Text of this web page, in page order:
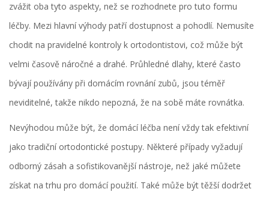
zvážit oba tyto aspekty, než se rozhodnete pro tuto formu
léčby. Mezi hlavní výhody patří dostupnost a pohodlí. Nemusíte
chodit na pravidelné kontroly k ortodontistovi, což může být
velmi časově náročné a drahé. Průhledné dlahy, které často
bývají používány při domácím rovnání zubů, jsou téměř
neviditelné, takže nikdo nepozná, že na sobě máte rovnátka.
Nevýhodou může být, že domácí léčba není vždy tak efektivní
jako tradiční ortodontické postupy. Některé případy vyžadují
odborný zásah a sofistikovanější nástroje, než jaké můžete
získat na trhu pro domácí použití. Také může být těžší dodržet